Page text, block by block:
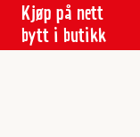
Kjøp på nett
bytt i butikk